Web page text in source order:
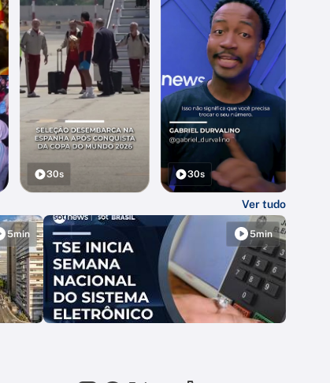
30s 30s
Ver tudo
5min 5min